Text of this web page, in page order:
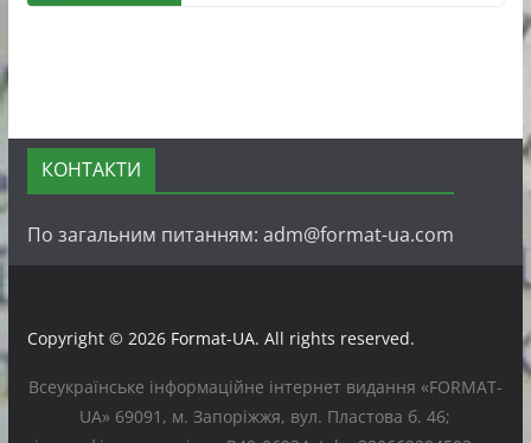
КОНТАКТИ
По загальним питанням: adm@format-ua.com
Copyright © 2026 Format-UA. All rights reserved.
Всеукраїнське інформаційне інтернет видання «FORMAT-
UA» 69091, м. Запоріжжя, вул. Пластова б. 46;